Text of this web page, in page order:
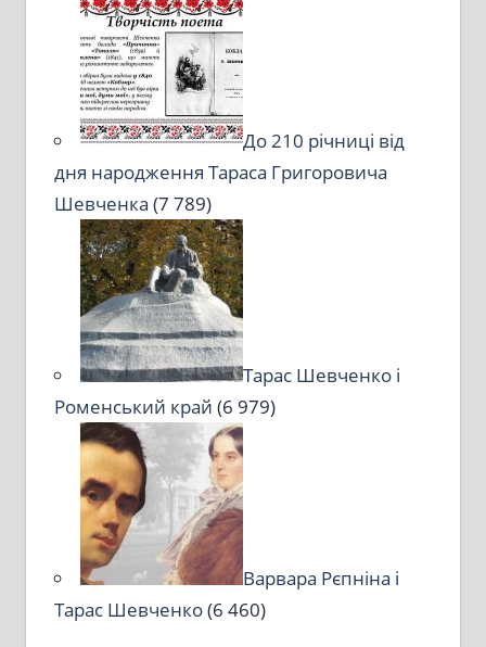
До 210 річниці від
дня народження Тараса Григоровича
Шевченка (7 789)
Тарас Шевченко і
Роменський край (6 979)
Варвара Рєпніна і
Тарас Шевченко(6 460)